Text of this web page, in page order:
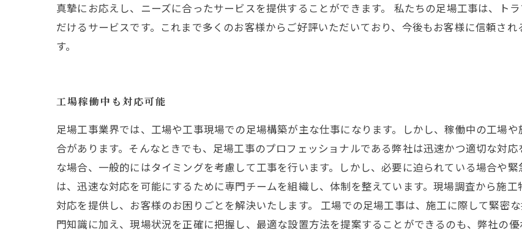
真摯にお応えし、ニーズに合ったサービスを提供することができます。 私たちの足場工事は、ト
だけるサービスです。これまで多くのお客様からご好評いただいており、今後もお客様に信頼さ
す。
工場稼働中も対応可能
足場工事業界では、工場や工事現場での足場構築が主な仕事になります。しかし、稼働中の工場
合があります。そんなときでも、足場工事のプロフェッショナルである弊社は迅速かつ適切な対
な場合、一般的にはタイミングを考慮して工事を行います。しかし、必要に迫られている場合や
は、迅速な対応を可能にするために専門チームを組織し、体制を整えています。現場調査から施
対応を提供し、お客様のお困りごとを解決いたします。 工場での足場工事は、施工に際して緊密
門知識に加え、現場状況を正確に把握し、最適な設置方法を提案することができるのも、弊社の